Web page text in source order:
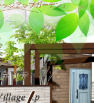
ジアップガーデン」